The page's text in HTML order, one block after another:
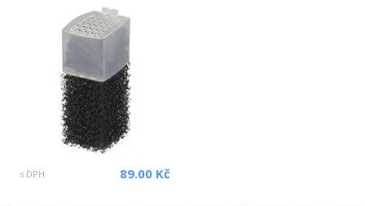
s DPH 89.00 Kč